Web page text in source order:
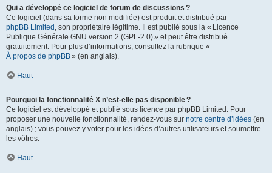
Qui a développé ce logiciel de forum de discussions ?
Ce logiciel (dans sa forme non modifiée) est produit et distribué par
phpBB Limited , son propriétaire légitime. Il est publié sous la « Licence
Publique Générale GNU version 2 (GPL-2.0) » et peut être distribué
gratuitement. Pour plus d’informations, consultez la rubrique «
À propos de phpBB» (en anglais).
Haut
Pourquoi la fonctionnalité X n’est-elle pas disponible ?
Ce logiciel est développé et publié sous licence par phpBB Limited. Pour
proposer une nouvelle fonctionnalité, rendez-vous sur notre centre d’idées (en
anglais) ; vous pouvez y voter pour les idées d’autres utilisateurs et soumettre
les vôtres.
Haut